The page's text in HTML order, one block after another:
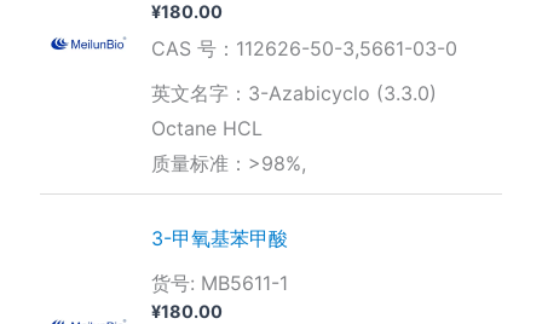
¥180.00
CAS 号：112626-50-3,5661-03-0
英文名字：3-Azabicyclo (3.3.0)
Octane HCL
质量标准：>98%,
3-甲氧基苯甲酸
货号: MB5611-1
¥180.00